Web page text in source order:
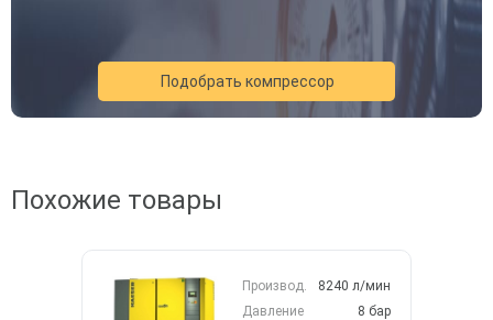
Подобрать компрессор
Похожие товары
Производ.
8240 л/мин
Давление
8 бар